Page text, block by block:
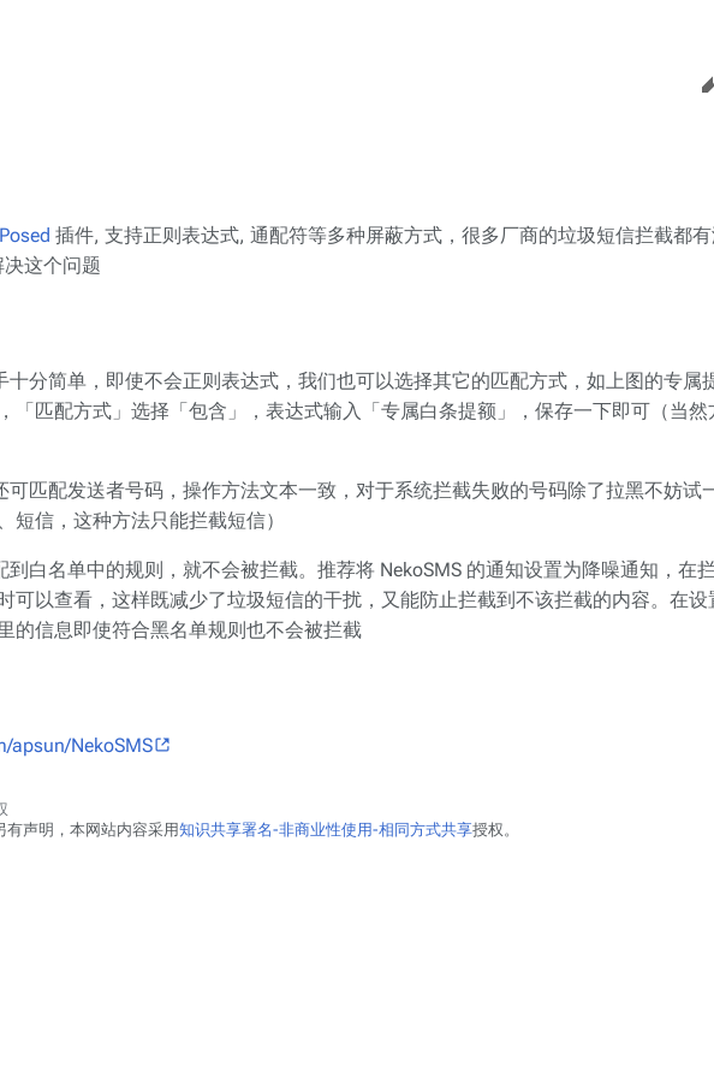
看读
插件, 支持正则表达式, 通配符等多种屏蔽方式，很多厂商的垃圾短信拦截都
这个问题
分简单，即使不会正则表达式，我们也可以选择其它的匹配方式，如上图的专属
「匹配方式」选择「包含」，表达式输入「专属白条提额」，保存一下即可（当然
匹配发送者号码，操作方法文本一致，对于系统拦截失败的号码除了拉黑不妨试
信，这种方法只能拦截短信）
白名单中的规则，就不会被拦截。推荐将 NekoSMS 的通知设置为降噪通知，在
可以查看，这样既减少了垃圾短信的干扰，又能防止拦截到不该拦截的内容。在设
的信息即使符合黑名单规则也不会被拦截
apsun/NekoSMS
有声明，本网站内容采用知识共享署名-非商业性使用-相同方式共享授权。